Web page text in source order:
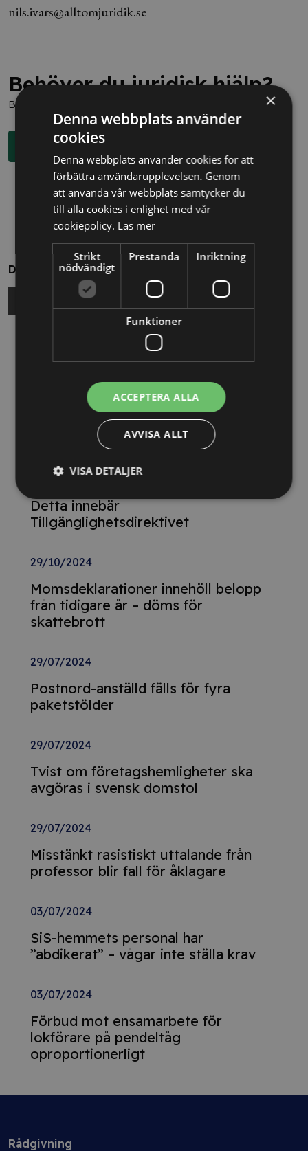
nils.ivars@alltomjuridik.se
Behöver du juridisk hjälp?
Boka en kostnadsfri konsultation direkt via knappen nedan.
Boka rådgivning
Dela
Nya Världsbanksregler öppnar för
svenska företag – lär dig vinna
upphandlingar med våra nya kurser
26/02/2025
Detta innebär
Tillgänglighetsdirektivet
29/10/2024
Momsdeklarationer innehöll belopp
från tidigare år – döms för
skattebrott
29/07/2024
Postnord-anställd fälls för fyra
paketstölder
29/07/2024
Tvist om företagshemligheter ska
avgöras i svensk domstol
29/07/2024
Misstänkt rasistiskt uttalande från
professor blir fall för åklagare
03/07/2024
SiS-hemmets personal har
”abdikerat” – vågar inte ställa krav
03/07/2024
Förbud mot ensamarbete för
lokförare på pendeltåg
oproportionerligt
Rådgivning
×
Denna webbplats använder
cookies
Denna webbplats använder cookies för att
förbättra användarupplevelsen. Genom
att använda vår webbplats samtycker du
till alla cookies i enlighet med vår
cookiepolicy. Läs mer
Strikt
nödvändigt
Prestanda Inriktning
Funktioner
ACCEPTERA ALLA
AVVISA ALLT
VISA DETALJER